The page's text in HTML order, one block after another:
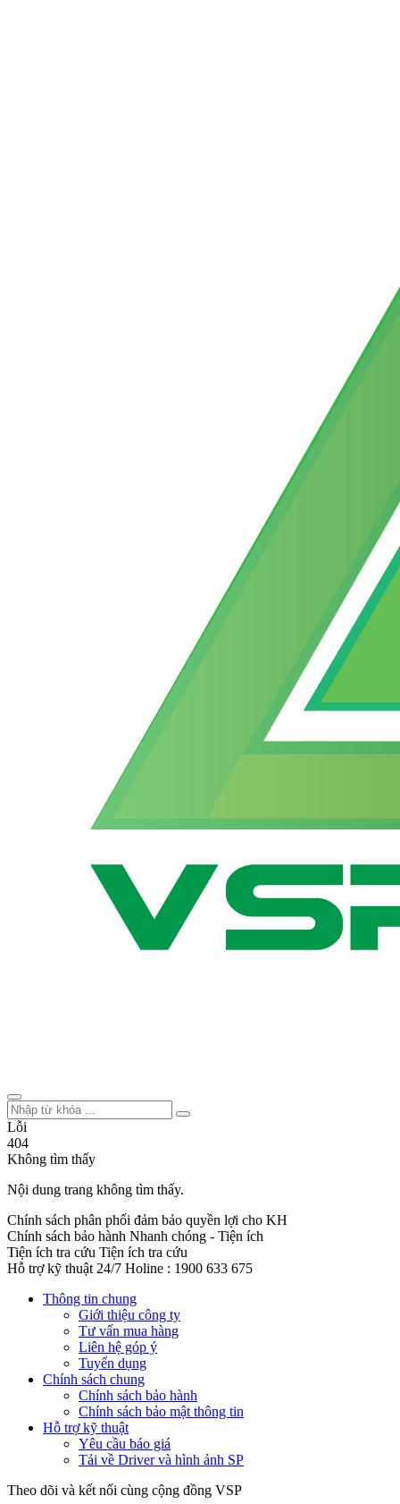
Lỗi
404
Không tìm thấy
Nội dung trang không tìm thấy.
Chính sách phân phối đảm bảo quyền lợi cho KH
Chính sách bảo hành Nhanh chóng - Tiện ích
Tiện ích tra cứu Tiện ích tra cứu
Hỗ trợ kỹ thuật 24/7 Holine : 1900 633 675
Thông tin chung
Giới thiệu công ty
Tư vấn mua hàng
Liên hệ góp ý
Tuyển dụng
Chính sách chung
Chính sách bảo hành
Chính sách bảo mật thông tin
Hỗ trợ kỹ thuật
Yêu cầu báo giá
Tải về Driver và hình ảnh SP
Theo dõi và kết nối cùng cộng đồng VSP